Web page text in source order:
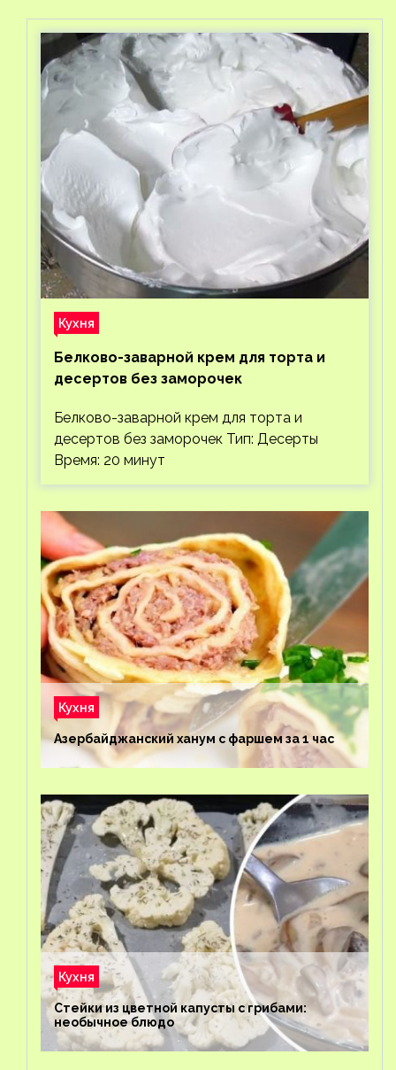
Кухня
Белково-заварной крем для торта и
десертов без заморочек
Белково-заварной крем для торта и
десертов без заморочек Тип: Десерты
Время: 20 минут
Кухня
Азербайджанский ханум с фаршем за 1 час
Кухня
Стейки из цветной капусты с грибами:
необычное блюдо